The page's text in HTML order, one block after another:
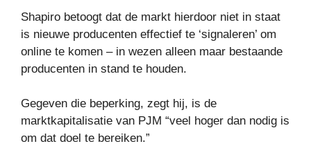
Shapiro betoogt dat de markt hierdoor niet in staat
is nieuwe producenten effectief te ‘signaleren’ om
online te komen – in wezen alleen maar bestaande
producenten in stand te houden.
Gegeven die beperking, zegt hij, is de
marktkapitalisatie van PJM “veel hoger dan nodig is
om dat doel te bereiken.”